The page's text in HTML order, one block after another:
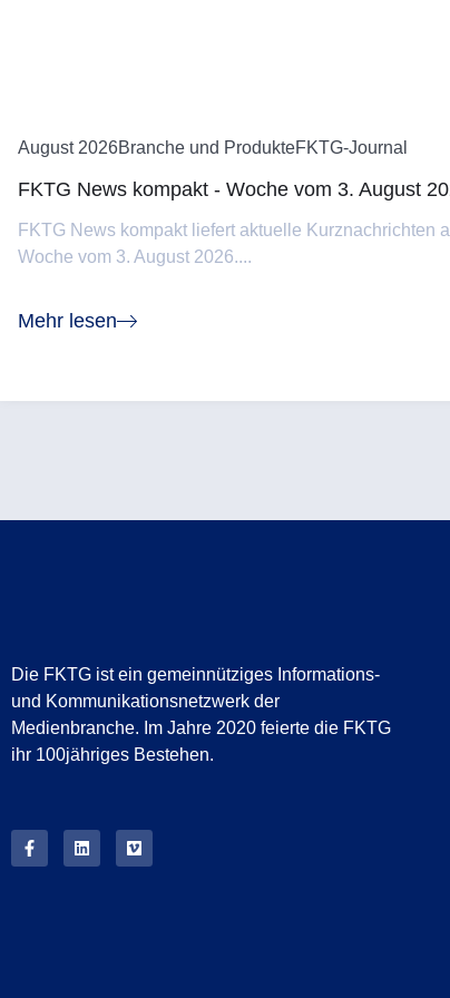
August 2026Branche und ProdukteFKTG-Journal
FKTG News kompakt - Woche vom 3. August
FKTG News kompakt liefert aktuelle Kurznachrichten
Woche vom 3. August 2026....
Mehr lesen
Die FKTG ist ein gemeinnütziges Informations-
und Kommunikationsnetzwerk der
Medienbranche. Im Jahre 2020 feierte die FKTG
ihr 100jähriges Bestehen.